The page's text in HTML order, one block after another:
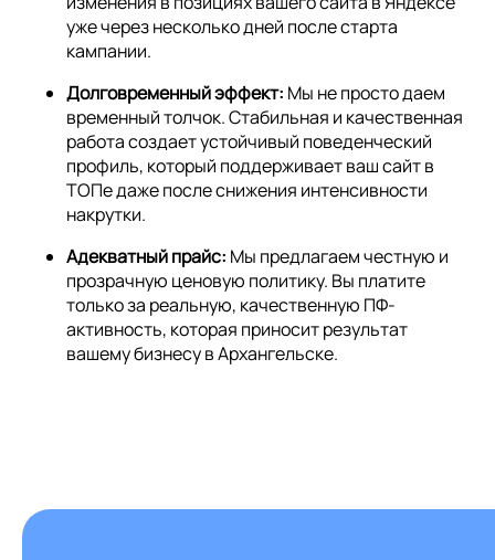
уже через несколько дней после старта
кампании.
Долговременный эффект: Мы не просто даем
временный толчок. Стабильная и качественная
работа создает устойчивый поведенческий
профиль, который поддерживает ваш сайт в
ТОПе даже после снижения интенсивности
накрутки.
Адекватный прайс: Мы предлагаем честную и
прозрачную ценовую политику. Вы платите
только за реальную, качественную ПФ-
активность, которая приносит результат
вашему бизнесу в Архангельске.